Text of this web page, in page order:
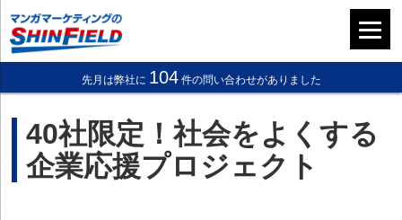
先月は弊社に 104件の問い合わせがありました
40社限定！社会をよくする
企業応援プロジェクト